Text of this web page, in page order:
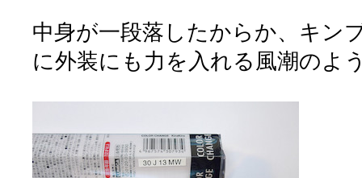
中身が一段落したからか、キン
に外装にも力を入れる風潮のよ